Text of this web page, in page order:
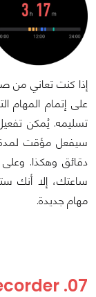
إذا كنت تعاني من
على إتمام المهام
تسليمه. يُمكن
دقائق وهكذا. وعلى
ساعتك، إلا أنك
مهام جديدة.
07. Samsung Voice Recorder